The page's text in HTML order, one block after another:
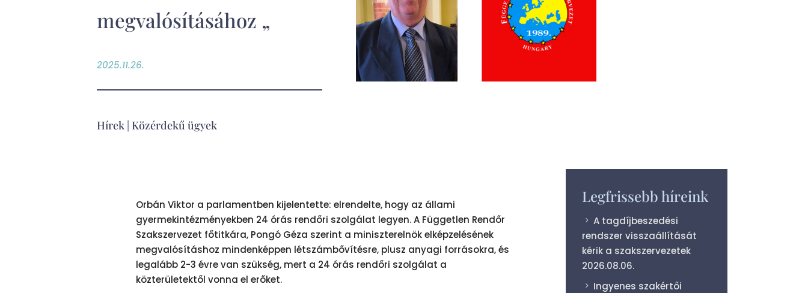
megvalósításához „
2025.11.26.
Hírek Közérdekű ügyek
Orbán Viktor a parlamentben kijelentette: elrendelte, hogy az állami
gyermekintézményekben 24 órás rendőri szolgálat legyen. A Független Rendőr
Szakszervezet főtitkára, Pongó Géza szerint a miniszterelnök elképzelésének
megvalósításhoz mindenképpen létszámbővítésre, plusz anyagi forrásokra, és
legalább 2-3 évre van szükség, mert a 24 órás rendőri szolgálat a
közterületektől vonna el erőket.
Legfrissebb híreink
A tagdíjbeszedési
rendszer visszaállítását
kérik a szakszervezetek
2026.08.06.
Ingyenes szakértői